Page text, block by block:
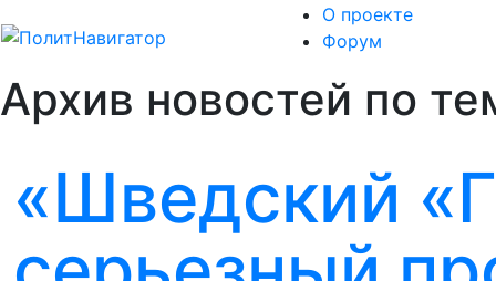
О проекте
Форум
Архив новостей по
«Шведский